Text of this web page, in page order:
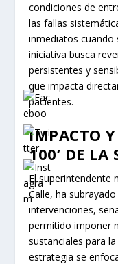
condiciones de
las fallas
inmediatos cuando
iniciativa busca
persistentes y
que impacta
pacientes.
IMPACTO Y
100’ DE LA
El superintendente
Calle, ha
intervenciones,
permitido imponer
sustanciales para
estrategia se